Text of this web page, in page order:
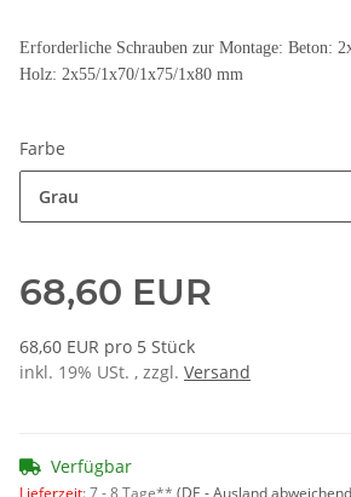
Erforderliche Schrauben zur Montage: Beton:
Holz: 2x55/1x70/1x75/1x80 mm
Farbe
Grau
68,60 EUR
68,60 EUR pro 5 Stück
inkl. 19% USt. , zzgl. Versand
Verfügbar
Lieferzeit:7 - 8 Tage** (DE - Ausland